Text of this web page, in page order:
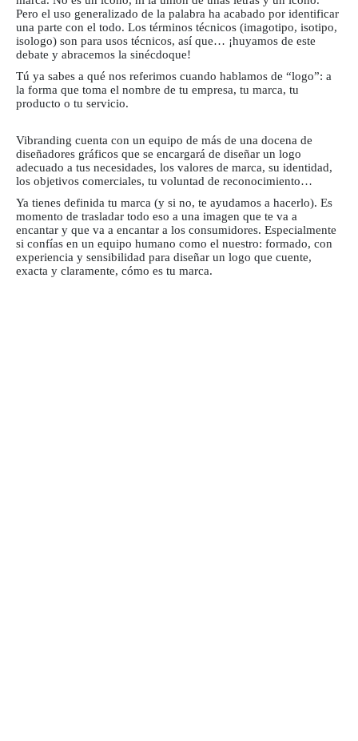
Pero el uso generalizado de la palabra ha acabado por identificar
una parte con el todo. Los términos técnicos (imagotipo, isotipo,
isologo) son para usos técnicos, así que… ¡huyamos de este
debate y abracemos la sinécdoque!
Tú ya sabes a qué nos referimos cuando hablamos de “logo”: a
la forma que toma el nombre de tu empresa, tu marca, tu
producto o tu servicio.
Vibranding cuenta con un equipo de más de una docena de
diseñadores gráficos que se encargará de diseñar un logo
adecuado a tus necesidades, los valores de marca, su identidad,
los objetivos comerciales, tu voluntad de reconocimiento…
Ya tienes definida tu marca (y si no, te ayudamos a hacerlo). Es
momento de trasladar todo eso a una imagen que te va a
encantar y que va a encantar a los consumidores. Especialmente
si confías en un equipo humano como el nuestro: formado, con
experiencia y sensibilidad para diseñar un logo que cuente,
exacta y claramente, cómo es tu marca.